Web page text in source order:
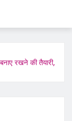
रखने की तैयारी,